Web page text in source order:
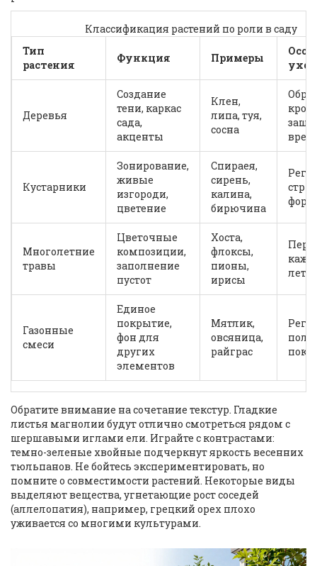
Классификация растений по роли в саду
Тип
растения
Функция Примеры
Деревья
Создание
тени, каркас
сада,
акценты
Клен,
липа, туя,
сосна
Кустарники
Зонирование,
живые
изгороди,
цветение
Спираея,
сирень,
калина,
бирючина
Многолетние
травы
Цветочные
композиции,
заполнение
пустот
Хоста,
флоксы,
пионы,
ирисы
лет
Газонные
смеси
Единое
покрытие,
фон для
других
элементов
Мятлик,
овсяница,
райграс
покос
Обратите внимание на сочетание текстур. Гладкие
листья магнолии будут отлично смотреться рядом с
шершавыми иглами ели. Играйте с контрастами:
темно-зеленые хвойные подчеркнут яркость весенних
тюльпанов. Не бойтесь экспериментировать, но
помните о совместимости растений. Некоторые виды
выделяют вещества, угнетающие рост соседей
(аллелопатия), например, грецкий орех плохо
уживается со многими культурами.